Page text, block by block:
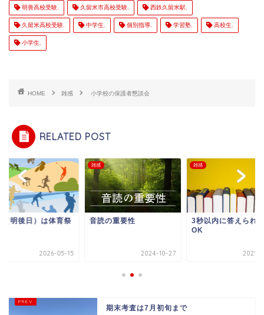
明善高校受験. 久留米市高校受験. 西鉄久留米駅.
久留米高校受験. 中学生. 個別指導. 学習塾. 高校生.
小学生.
HOME 雑感 小学校の保護者懇談会
RELATED POST
（明後日）は体育祭
2026-05-15
雑感
音読の重要性
2024-10-27
雑感
3秒以内に答えられ
OK
2025-
期末考査は7月初旬まで